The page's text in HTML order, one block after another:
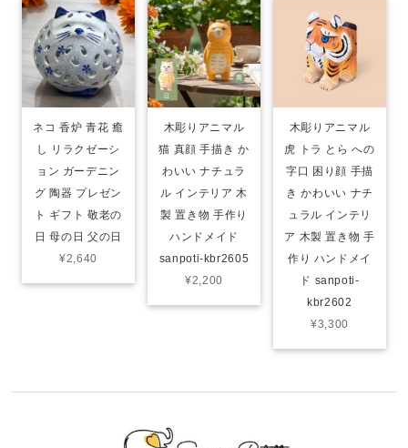
ネコ 香炉 青花 癒
し リラクゼーシ
ョン ガーデニン
グ 陶器 プレゼン
ト ギフト 敬老の
日 母の日 父の日
¥2,640
木彫りアニマル
猫 真顔 手描き か
わいい ナチュラ
ル インテリア 木
製 置き物 手作り
ハンドメイド
sanpoti-kbr2605
¥2,200
木彫りアニマル
虎 トラ とら への
字口 困り顔 手描
き かわいい ナチ
ュラル インテリ
ア 木製 置き物 手
作り ハンドメイ
ド sanpoti-
kbr2602
¥3,300